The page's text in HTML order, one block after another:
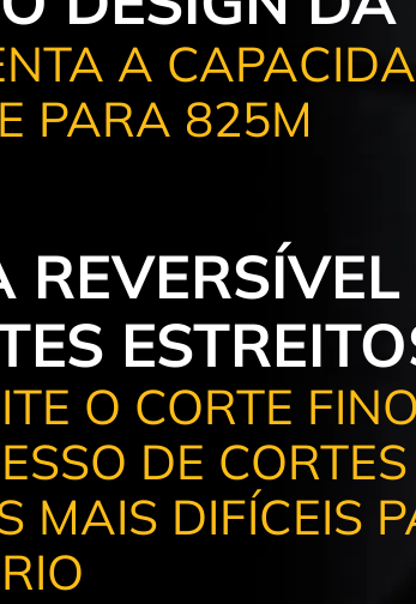
A
PARA 825M
O CORTE
DE
MAIS DIFÍCEIS